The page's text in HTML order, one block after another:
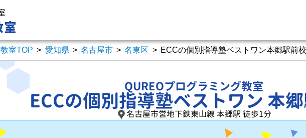
室TOP > 愛知県 > 名古屋市 > 名東区 > ECCの個別指導塾ベストワン本郷駅前校
QUREOプログラミング教室
ECCの個別指導塾ベストワン 本
名古屋市営地下鉄東山線 本郷駅 徒歩1分